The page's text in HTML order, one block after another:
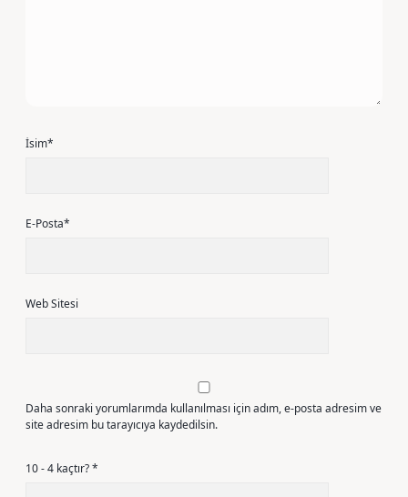
İsim*
E-Posta*
Web Sitesi
Daha sonraki yorumlarımda kullanılması için adım, e-posta adresim ve
site adresim bu tarayıcıya kaydedilsin.
10 - 4 kaçtır?*